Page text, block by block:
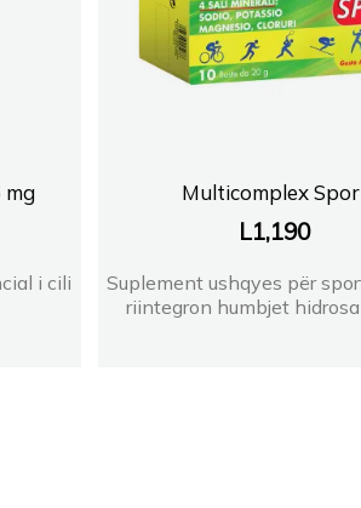
mg
i cili
Multicomplex
L1,190
Suplement ushqyes për
riintegron humbjet